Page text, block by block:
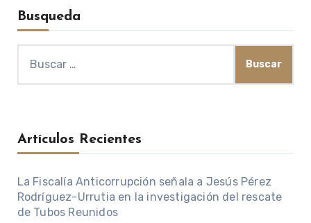
Busqueda
Artículos Recientes
La Fiscalía Anticorrupción señala a Jesús Pérez
Rodríguez-Urrutia en la investigación del rescate
de Tubos Reunidos